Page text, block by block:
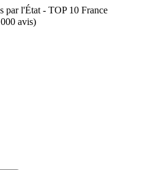
par l'État - TOP 10 France
avis)